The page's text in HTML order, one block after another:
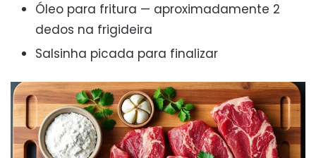
Óleo para fritura — aproximadamente 2
dedos na frigideira
Salsinha picada para finalizar